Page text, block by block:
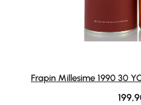
Frapin Millesime 1990 30